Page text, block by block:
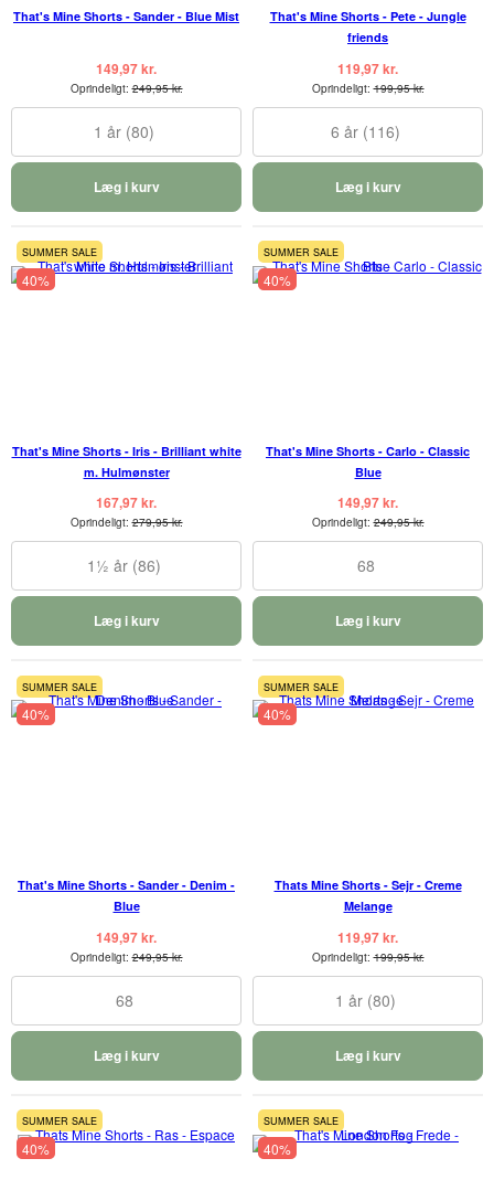
That's Mine Shorts - Sander - Blue Mist
149,97 kr.
Oprindeligt:249,95 kr.
1 år (80)
Læg i kurv
That's Mine Shorts - Pete - Jungle
friends
119,97 kr.
Oprindeligt:199,95 kr.
6 år (116)
Læg i kurv
SUMMER SALE
40%
That's Mine Shorts - Iris - Brilliant white
m. Hulmønster
167,97 kr.
Oprindeligt:279,95 kr.
1½ år (86)
Læg i kurv
SUMMER SALE
40%
That's Mine Shorts - Carlo - Classic
Blue
149,97 kr.
Oprindeligt:249,95 kr.
68
Læg i kurv
SUMMER SALE
40%
That's Mine Shorts - Sander - Denim -
Blue
149,97 kr.
Oprindeligt:249,95 kr.
68
Læg i kurv
SUMMER SALE
40%
Thats Mine Shorts - Sejr - Creme
Melange
119,97 kr.
Oprindeligt:199,95 kr.
1 år (80)
Læg i kurv
SUMMER SALE
40%
SUMMER SALE
40%